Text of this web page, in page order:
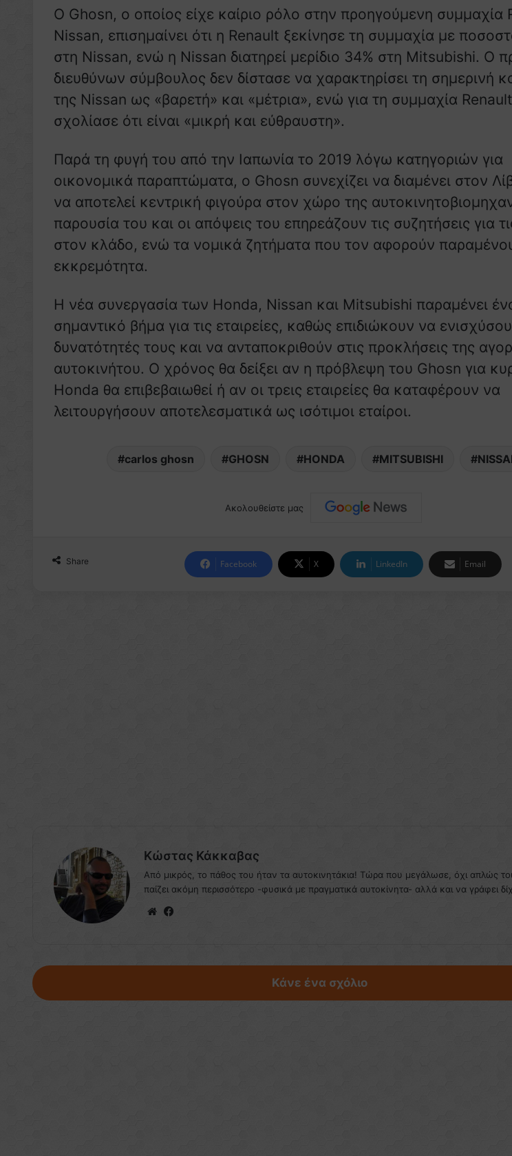
Ο Ghosn, ο οποίος είχε καίριο ρόλο στην προηγούμενη συμμαχία
Nissan, επισημαίνει ότι η Renault ξεκίνησε τη συμμαχία με
στη Nissan, ενώ η Nissan διατηρεί μερίδιο 34% στη Mitsubishi. Ο
διευθύνων σύμβουλος δεν δίστασε να χαρακτηρίσει τη σημερινή
της Nissan ως «βαρετή» και «μέτρια», ενώ για τη συμμαχία
σχολίασε ότι είναι «μικρή και εύθραυστη».
Παρά τη φυγή του από την Ιαπωνία το 2019 λόγω κατηγοριών για
οικονομικά παραπτώματα, ο Ghosn συνεχίζει να διαμένει στον
να αποτελεί κεντρική φιγούρα στον χώρο της
παρουσία του και οι απόψεις του επηρεάζουν τις συζητήσεις για
στον κλάδο, ενώ τα νομικά ζητήματα που τον αφορούν
εκκρεμότητα.
Η νέα συνεργασία των Honda, Nissan και Mitsubishi παραμένει
σημαντικό βήμα για τις εταιρείες, καθώς επιδιώκουν να
δυνατότητές τους και να ανταποκριθούν στις προκλήσεις της
αυτοκινήτου. Ο χρόνος θα δείξει αν η πρόβλεψη του Ghosn για
Honda θα επιβεβαιωθεί ή αν οι τρεις εταιρείες θα καταφέρουν να
λειτουργήσουν αποτελεσματικά ως ισότιμοι εταίροι.
carlos ghosn GHOSN HONDA MITSUBISHI
Ακολουθείστε μας
Share Facebook X LinkedIn Email
Κώστας Κάκκαβας
Από μικρός, το πάθος του ήταν τα αυτοκινητάκια! Τώρα που μεγάλωσε, όχι απλώς
παίζει ακόμη περισσότερο -φυσικά με πραγματικά αυτοκίνητα- αλλά και να γράφει
Website
Κάνε ένα σχόλιο